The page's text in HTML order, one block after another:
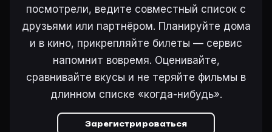
посмотрели, ведите совместный список с
друзьями или партнёром. Планируйте дома
и в кино, прикрепляйте билеты — сервис
напомнит вовремя. Оценивайте,
сравнивайте вкусы и не теряйте фильмы в
длинном списке «когда-нибудь».
Зарегистрироваться